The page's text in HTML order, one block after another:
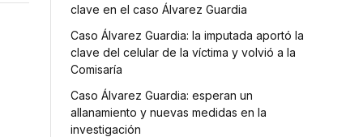
clave en el caso Álvarez Guardia
Caso Álvarez Guardia: la imputada aportó la
clave del celular de la víctima y volvió a la
Comisaría
Caso Álvarez Guardia: esperan un
allanamiento y nuevas medidas en la
investigación